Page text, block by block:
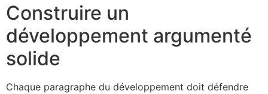
Construire un
développement argumenté
solide
Chaque paragraphe du développement doit défendre